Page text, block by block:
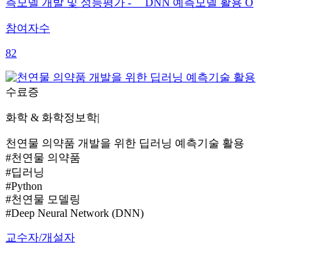
측모델 개발 및 성능평가 - DNN 예측모델 활용 O
참여자수
82
수료증
화학 & 화학정보학|
천연물 의약품 개발을 위한 딥러닝 예측기술 활용
#천연물 의약품
#딥러닝
#Python
#천연물 모델링
#Deep Neural Network (DNN)
교수자/개설자